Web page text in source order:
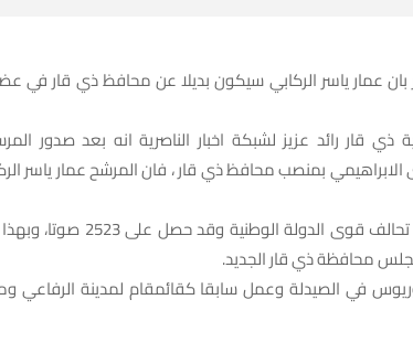
عمار ياسر الركابي سيكون بديلا عن محافظ ذي قار في
قار رائد عزيز لشبكة اخبار الناصرية انه بعد صدور
بمنصب محافظ ذي قار ، فان المرشح عمار ياسر
واضاف ان الركابي هو عضو في تحالف قوى الدولة الوطنية وقد
محافظة ذي قار الجديد.
في الصيدلة وعمل سابقا كقائمقام لمدينة الرفاعي